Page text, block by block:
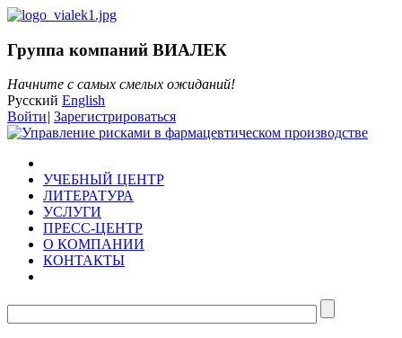
Группа компаний ВИАЛЕК
Начните с самых смелых ожиданий!
Русский English
Войти| Зарегистрироваться
УЧЕБНЫЙ ЦЕНТР
ЛИТЕРАТУРА
УСЛУГИ
ПРЕСС-ЦЕНТР
О КОМПАНИИ
КОНТАКТЫ